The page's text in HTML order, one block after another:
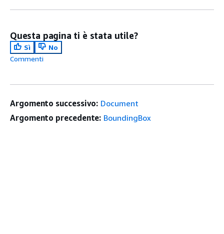
Questa pagina ti è stata utile?
Sì
No
Commenti
Argomento successivo: Document
Argomento precedente: BoundingBox